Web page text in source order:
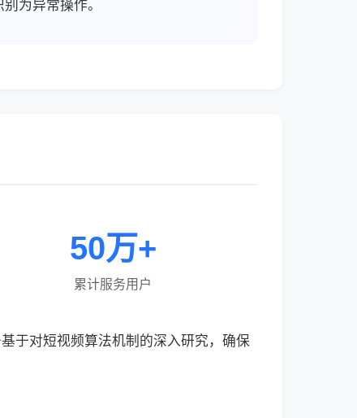
别为异常操作。
50万+
累计服务用户
于对短视频算法机制的深入研究，确保